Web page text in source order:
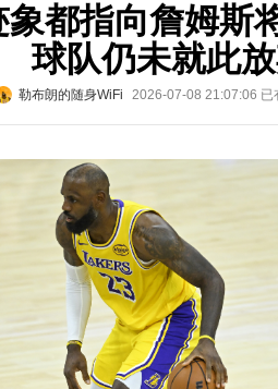
都指向詹姆斯
球队仍未就此
勒布朗的随身WiFi 2026-07-08 21:07:06 已